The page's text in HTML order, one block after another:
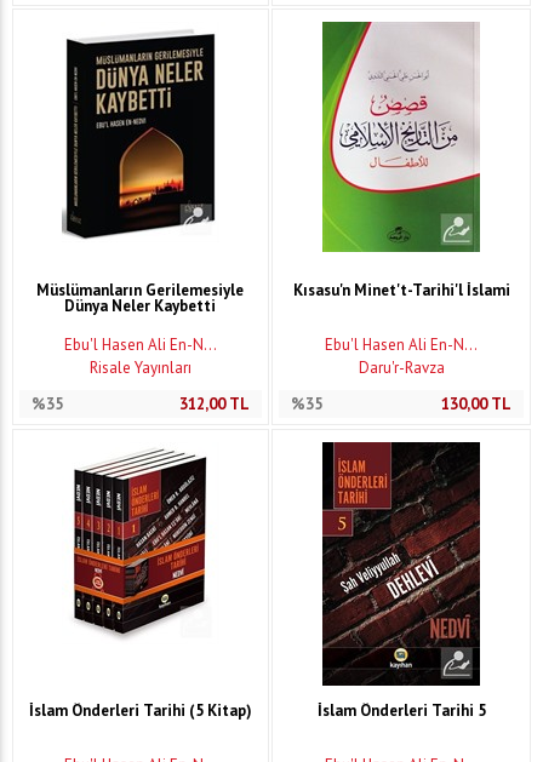
Müslümanların Gerilemesiyle
Dünya Neler Kaybetti
Ebu'l Hasen Ali En-N...
Risale Yayınları
%35
312,00TL
Kısasu'n Minet't-Tarihi'l İslami
Ebu'l Hasen Ali En-N...
Daru'r-Ravza
%35
130,00TL
İslam Önderleri Tarihi (5 Kitap) İslam Önderleri Tarihi 5